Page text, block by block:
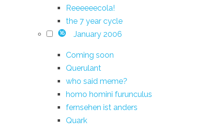
Reeeeeecola!
the 7 year cycle
16 January 2006
Coming soon
Querulant
who said meme?
homo homini furunculus
fernsehen ist anders
Quark